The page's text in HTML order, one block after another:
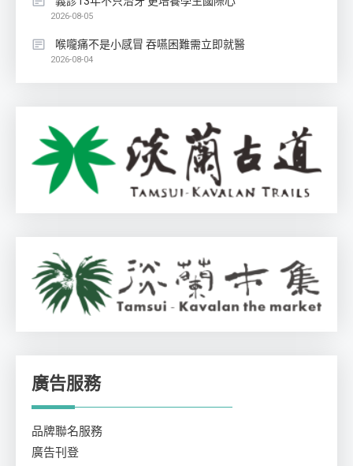
2026-08-05
喉嚨痛不是小感冒 吞嚥困難需立即就醫
2026-08-04
廣告服務
品牌聯名服務
廣告刊登